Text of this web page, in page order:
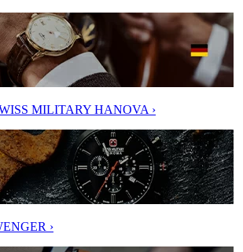
MILITARY HANOVA ›
›